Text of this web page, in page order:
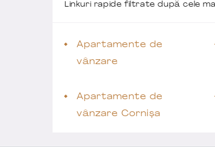
Linkuri rapide filtrate după cele
Apartamente de
vânzare
Apartamente de
vânzare Cornișa